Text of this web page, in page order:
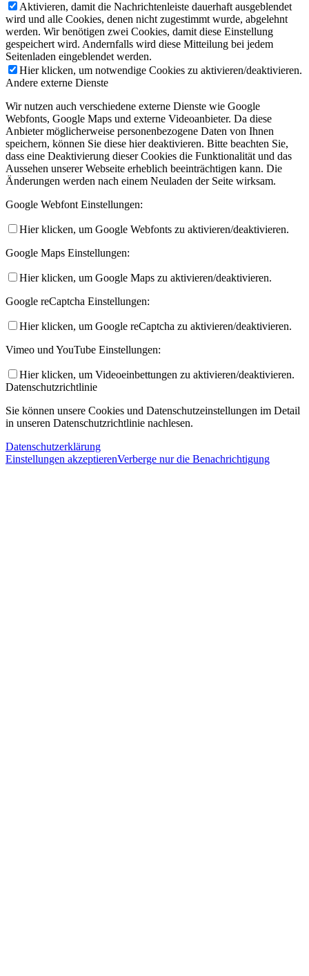
Aktivieren, damit die Nachrichtenleiste dauerhaft ausgeblendet
wird und alle Cookies, denen nicht zugestimmt wurde, abgelehnt
werden. Wir benötigen zwei Cookies, damit diese Einstellung
gespeichert wird. Andernfalls wird diese Mitteilung bei jedem
Seitenladen eingeblendet werden.
Hier klicken, um notwendige Cookies zu aktivieren/deaktivieren.
Andere externe Dienste
Wir nutzen auch verschiedene externe Dienste wie Google
Webfonts, Google Maps und externe Videoanbieter. Da diese
Anbieter möglicherweise personenbezogene Daten von Ihnen
speichern, können Sie diese hier deaktivieren. Bitte beachten Sie,
dass eine Deaktivierung dieser Cookies die Funktionalität und das
Aussehen unserer Webseite erheblich beeinträchtigen kann. Die
Änderungen werden nach einem Neuladen der Seite wirksam.
Google Webfont Einstellungen:
Hier klicken, um Google Webfonts zu aktivieren/deaktivieren.
Google Maps Einstellungen:
Hier klicken, um Google Maps zu aktivieren/deaktivieren.
Google reCaptcha Einstellungen:
Hier klicken, um Google reCaptcha zu aktivieren/deaktivieren.
Vimeo und YouTube Einstellungen:
Hier klicken, um Videoeinbettungen zu aktivieren/deaktivieren.
Datenschutzrichtlinie
Sie können unsere Cookies und Datenschutzeinstellungen im Detail
in unseren Datenschutzrichtlinie nachlesen.
Datenschutzerklärung
Einstellungen akzeptierenVerberge nur die Benachrichtigung